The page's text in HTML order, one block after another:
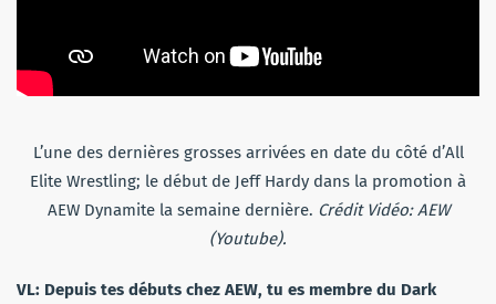
L’une des dernières grosses arrivées en date du côté d’All
Elite Wrestling; le début de Jeff Hardy dans la promotion à
AEW Dynamite la semaine dernière. Crédit Vidéo: AEW
(Youtube).
VL: Depuis tes débuts chez AEW, tu es membre du Dark